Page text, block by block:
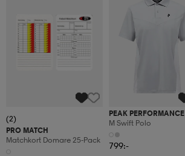
(2)
PRO MATCH
Matchkort Domare 25-Pack
PEAK PERFORMANCE
M Swift Polo
799:-